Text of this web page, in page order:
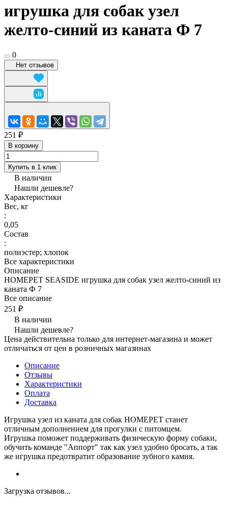
игрушка для собак узел
желто-синий из каната Ф 7
0
Нет отзывов
251 ₽
В корзину
Купить в 1 клик
В наличии
Нашли дешевле?
Характеристики
Вес, кг
:
0,05
Состав
:
полиэстер; хлопок
Все характеристики
Описание
HOMEPET SEASIDE игрушка для собак узел желто-синий из
каната Ф 7
Все описание
251 ₽
В наличии
Нашли дешевле?
Цена действительна только для интернет-магазина и может
отличаться от цен в розничных магазинах
Описание
Отзывы
Характеристики
Оплата
Доставка
Игрушка узел из каната для собак HOMEPET станет
отличным дополнением для прогулки с питомцем.
Игрушка поможет поддерживать физическую форму собаки,
обучить команде "Аппорт" так как узел удобно бросать, а так
же игрушка предотвратит образование зубного камня.
Загрузка отзывов...